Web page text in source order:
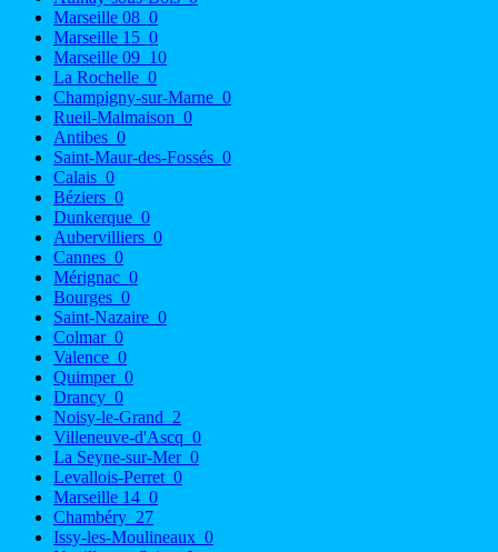
Marseille 08 0
Marseille 15 0
Marseille 09 10
La Rochelle 0
Champigny-sur-Marne 0
Rueil-Malmaison 0
Antibes 0
Saint-Maur-des-Fossés 0
Calais 0
Béziers 0
Dunkerque 0
Aubervilliers 0
Cannes 0
Mérignac 0
Bourges 0
Saint-Nazaire 0
Colmar 0
Valence 0
Quimper 0
Drancy 0
Noisy-le-Grand 2
Villeneuve-d'Ascq 0
La Seyne-sur-Mer 0
Levallois-Perret 0
Marseille 14 0
Chambéry 27
Issy-les-Moulineaux 0